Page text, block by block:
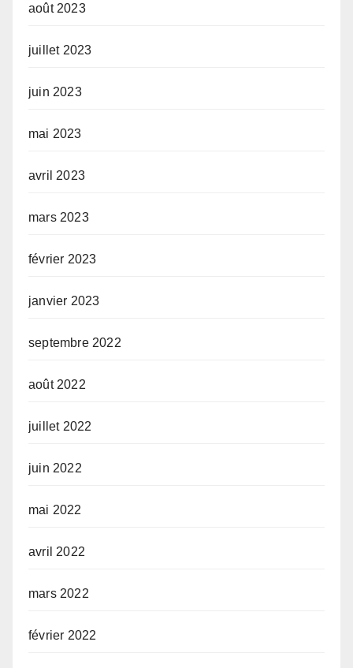
août 2023
juillet 2023
juin 2023
mai 2023
avril 2023
mars 2023
février 2023
janvier 2023
septembre 2022
août 2022
juillet 2022
juin 2022
mai 2022
avril 2022
mars 2022
février 2022